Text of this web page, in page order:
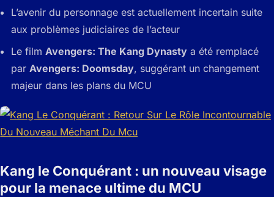
L’avenir du personnage est actuellement incertain suite
aux problèmes judiciaires de l’acteur
Le film Avengers: The Kang Dynasty a été remplacé
par Avengers: Doomsday, suggérant un changement
majeur dans les plans du MCU
Kang le Conquérant : un nouveau visage
pour la menace ultime du MCU